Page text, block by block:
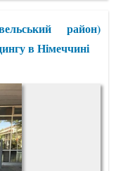
район)
в Німеччині